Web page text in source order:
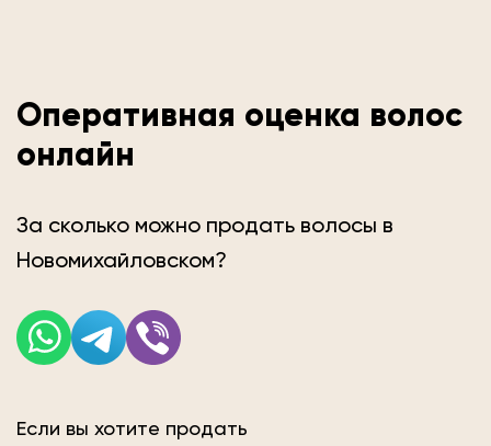
Оперативная оценка волос
онлайн
За сколько можно продать волосы в
Новомихайловском?
Если вы хотите продать